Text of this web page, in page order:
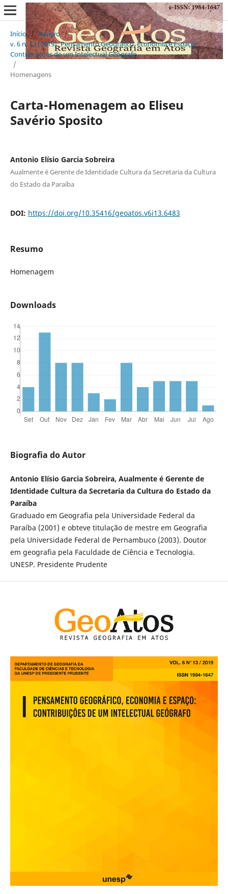
Início / Acervo /
v. 6 n. 13 (2019): Pensamento Geográfico, Economia e Espaço:
Contribuições de um Intelectual Geógrafo
/
Homenagens
Carta-Homenagem ao Eliseu
Savério Sposito
Antonio Elísio Garcia Sobreira
Aualmente é Gerente de Identidade Cultura da Secretaria da Cultura
do Estado da Paraíba
DOI: https://doi.org/10.35416/geoatos.v6i13.6483
Resumo
Homenagem
Downloads
Biografia do Autor
Antonio Elísio Garcia Sobreira, Aualmente é Gerente de
Identidade Cultura da Secretaria da Cultura do Estado da
Paraíba
Graduado em Geografia pela Universidade Federal da
Paraíba (2001) e obteve titulação de mestre em Geografia
pela Universidade Federal de Pernambuco (2003). Doutor
em geografia pela Faculdade de Ciência e Tecnologia.
UNESP. Presidente Prudente